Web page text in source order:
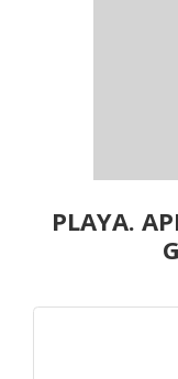
PLAYA.